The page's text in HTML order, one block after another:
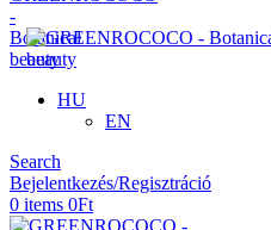
HU
EN
Search
Bejelentkezés/Regisztráció
0 items 0Ft